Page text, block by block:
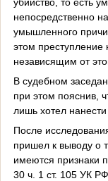
непосредственно
умышленного
этом
независящим от
В судебном
при этом пояснив,
лишь хотел
После
пришел к выводу о
имеются признаки
30 ч. 1 ст. 105 УК